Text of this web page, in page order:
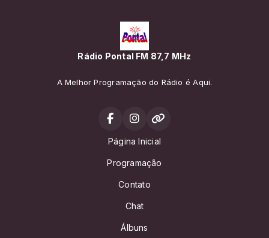
Rádio Pontal FM 87,7 MHz
A Melhor Programação do Rádio é Aqui.
Página Inicial
Programação
Contato
Chat
Álbuns